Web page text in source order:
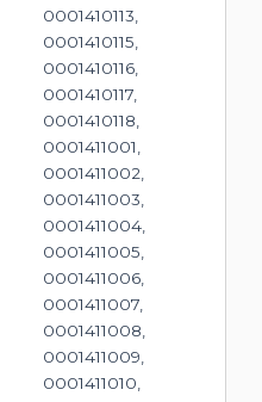
0001410113,
0001410115,
0001410116,
0001410117,
0001410118,
0001411001,
0001411002,
0001411003,
0001411004,
0001411005,
0001411006,
0001411007,
0001411008,
0001411009,
0001411010,